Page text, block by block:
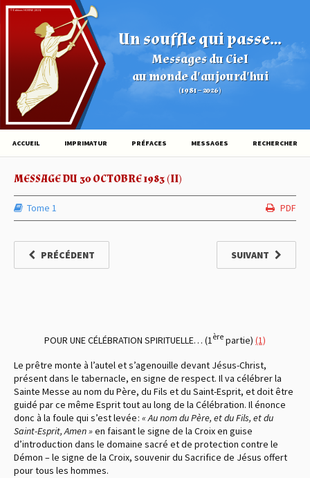
Un souffle qui passe...
Messages du Ciel
au monde d'aujourd'hui
(1981 – 2026)
© Éditions HOVINE (2026)
ACCUEIL IMPRIMATUR PRÉFACES MESSAGES RECHERCHER
MESSAGE DU 30 OCTOBRE 1983 (II)
Tome 1 PDF
PRÉCÉDENT SUIVANT
POUR UNE CÉLÉBRATION SPIRITUELLE… (1 ère partie) (1)
Le prêtre monte à l’autel et s’agenouille devant Jésus-Christ,
présent dans le tabernacle, en signe de respect. Il va célébrer la
Sainte Messe au nom du Père, du Fils et du Saint-Esprit, et doit être
guidé par ce même Esprit tout au long de la Célébration. Il énonce
donc à la foule qui s’est levée : « Au nom du Père, et du Fils, et du
Saint-Esprit, Amen »en faisant le signe de la Croix en guise
d’introduction dans le domaine sacré et de protection contre le
Démon – le signe de la Croix, souvenir du Sacrifice de Jésus offert
pour tous les hommes.